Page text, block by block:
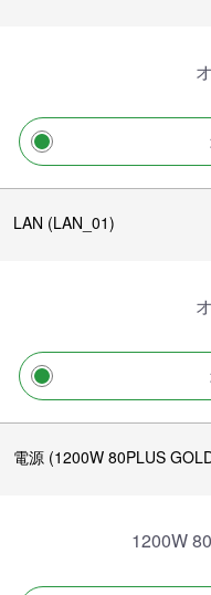
LAN (LAN_01)
電源 (1200W 80PLUS
1200W